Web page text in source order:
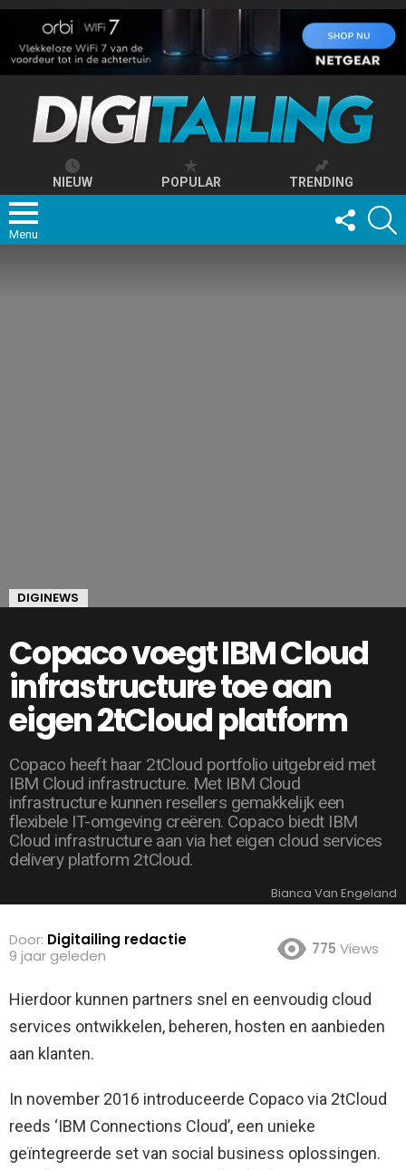
NIEUW POPULAR TRENDING
Menu
FOLLOW
US
DIGINEWS
Copaco voegt IBM Cloud
infrastructure toe aan
eigen 2tCloud platform
Copaco heeft haar 2tCloud portfolio uitgebreid met
IBM Cloud infrastructure. Met IBM Cloud
infrastructure kunnen resellers gemakkelijk een
flexibele IT-omgeving creëren. Copaco biedt IBM
Cloud infrastructure aan via het eigen cloud services
delivery platform 2tCloud.
Bianca Van Engeland
Door: Digitailing redactie
9 jaar geleden
775 Views
Hierdoor kunnen partners snel en eenvoudig cloud
services ontwikkelen, beheren, hosten en aanbieden
aan klanten.
In november 2016 introduceerde Copaco via 2tCloud
reeds ‘IBM Connections Cloud’, een unieke
geïntegreerde set van social business oplossingen.